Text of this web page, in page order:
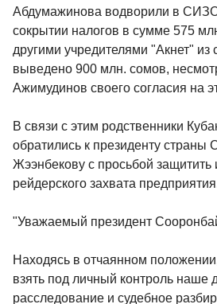
Абдумажинова водворили в
сокрытии налогов в сумме 575
другими учредителями "Акнет" из
выведено 900 млн. сомов,
Ажимудинов своего согласия на
В связи с этим родственники
обратились к президенту страны
Жээнбекову с просьбой защитить
рейдерского захвата
"Уважаемый президент
Находясь в отчаянном
взять под личный контроль наше
расследование и судебное